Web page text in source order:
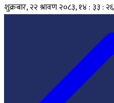
शुक्रबार, २२ श्रावण २०८३,१४ : ३३ : २७